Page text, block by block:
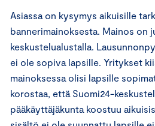
Asiassa on kysymys aikuisille
bannerimainoksesta. Mainos on
keskustelualustalla.
ei ole sopiva lapsille. Yritykset
mainoksessa olisi lapsille
korostaa, että Suomi24-
pääkäyttäjäkunta koostuu